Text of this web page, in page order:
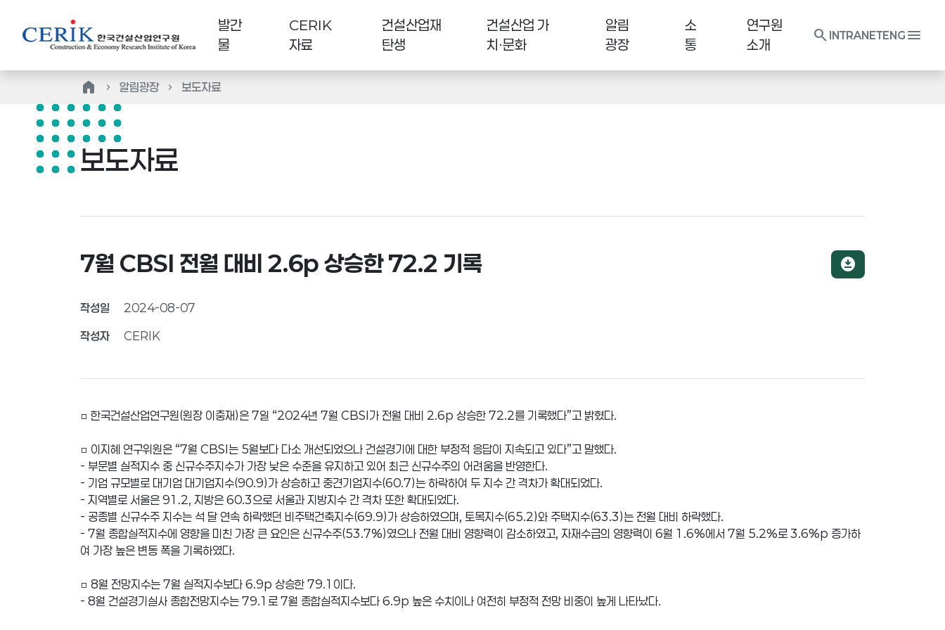
발간
물
CERIK
자료
건설산업재
탄생
건설산업 가
치·문화
알림
광장
소
통
연구원
소개
search INTRANETENG menu
home 알림광장 보도자료
보도자료
7월 CBSI 전월 대비 2.6p 상승한 72.2 기록
작성일 2024-08-07
작성자 CERIK
download_for_offline
□ 한국건설산업연구원(원장 이충재)은 7일 “2024년 7월 CBSI가 전월 대비 2.6p 상승한 72.2를 기록했다”고 밝혔다.
□ 이지혜 연구위원은 “7월 CBSI는 5월보다 다소 개선되었으나 건설경기에 대한 부정적 응답이 지속되고 있다”고 말했다.
- 부문별 실적지수 중 신규수주지수가 가장 낮은 수준을 유지하고 있어 최근 신규수주의 어려움을 반영한다.
- 기업 규모별로 대기업 대기업지수(90.9)가 상승하고 중견기업지수(60.7)는 하락하여 두 지수 간 격차가 확대되었다.
- 지역별로 서울은 91.2, 지방은 60.3으로 서울과 지방지수 간 격차 또한 확대되었다.
- 공종별 신규수주 지수는 석 달 연속 하락했던 비주택건축지수(69.9)가 상승하였으며, 토목지수(65.2)와 주택지수(63.3)는 전월 대비 하락했다.
- 7월 종합실적지수에 영향을 미친 가장 큰 요인은 신규수주(53.7%)였으나 전월 대비 영향력이 감소하였고, 자재수급의 영향력이 6월 1.6%에서 7월 5.2%로 3.6%p 증가하
여 가장 높은 변동 폭을 기록하였다.
□ 8월 전망지수는 7월 실적지수보다 6.9p 상승한 79.1이다.
- 8월 건설경기실사 종합전망지수는 79.1로 7월 종합실적지수보다 6.9p 높은 수치이나 여전히 부정적 전망 비중이 높게 나타났다.